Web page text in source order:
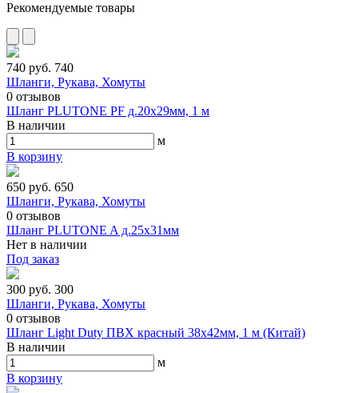
Рекомендуемые товары
740 руб. 740
Шланги, Рукава, Хомуты
0 отзывов
Шланг PLUTONE PF д.20х29мм, 1 м
В наличии
м
В корзину
650 руб. 650
Шланги, Рукава, Хомуты
0 отзывов
Шланг PLUTONE A д.25х31мм
Нет в наличии
Под заказ
300 руб. 300
Шланги, Рукава, Хомуты
0 отзывов
Шланг Light Duty ПВХ красный 38х42мм, 1 м (Китай)
В наличии
м
В корзину